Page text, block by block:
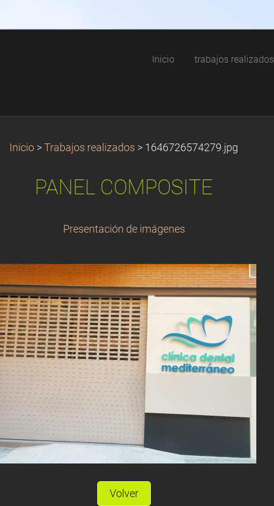
Inicio trabajos realizados
Inicio > Trabajos realizados > 1646726574279.jpg
PANEL COMPOSITE
Presentación de imágenes
Volver